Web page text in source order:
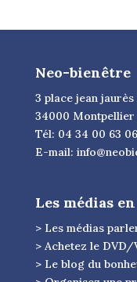
Neo-bienêtre
3 place jean jaurès
34000 Montpellier
Tél: 04 34 00 63 06
E-mail:
Les médias
> Les médias
> Achetez le
> Le blog du